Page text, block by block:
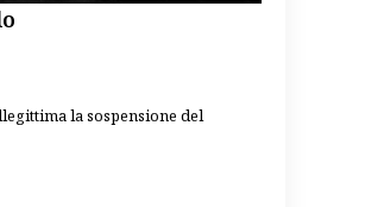
la sospensione del